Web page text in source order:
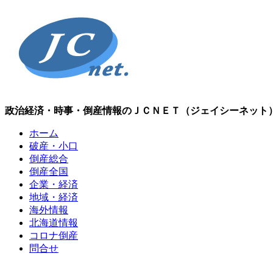
政治経済・時事・倒産情報のＪＣＮＥＴ（ジェイシーネット）
ホーム
破産・小口
倒産総合
倒産全国
企業・経済
地域・経済
海外情報
北海道情報
コロナ倒産
問合せ